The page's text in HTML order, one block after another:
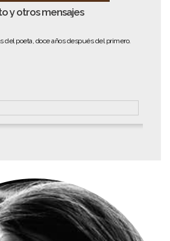
y otros mensajes
del poeta, doce años después del primero.